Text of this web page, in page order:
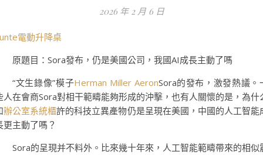
2026 年 2 月 6 日
電動升降桌
原題目：Sora發布，仍是美國公司，我國AI成長主動了嗎
“文生錄像”模子Herman Miller AeronSora的發布，激發熱議。
人在會商Sora對相干範疇能夠形成的沖擊，也有人關懷的是，為什
辦公室系統櫃許的科技立異產物仍是呈現在美國，中國的人工智能
更主動了嗎？
Sora的呈現并不料外。比來幾十年來，人工智能範疇帶來的相似